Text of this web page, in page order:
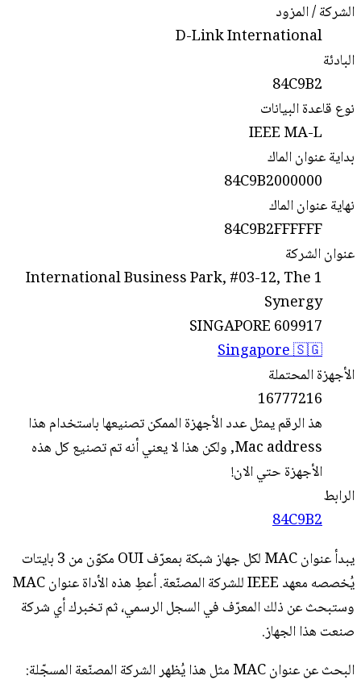
الشركة / المزود
D-Link International
البادئة
84C9B2
نوع قاعدة البيانات
IEEE MA-L
بداية عنوان الماك
84C9B2000000
نهاية عنوان الماك
84C9B2FFFFFF
عنوان الشركة
1 International Business Park, #03-12, The
Synergy
SINGAPORE 609917
Singapore 🇸🇬
الأجهزة المحتملة
16777216
هذ الرقم يمثل عدد الأجهزة الممكن تصنيعها باستخدام هذا
Mac address, ولكن هذا لا يعني أنه تم تصنيع كل هذه
الأجهزة حتي الان!
الرابط
84C9B2
يبدأ عنوان MAC لكل جهاز شبكة بمعرّف OUI مكوّن من 3 بايتات
يُخصصه معهد IEEE للشركة المصنّعة. أعطِ هذه الأداة عنوان MAC
وستبحث عن ذلك المعرّف في السجل الرسمي، ثم تخبرك أي شركة
صنعت هذا الجهاز.
البحث عن عنوان MAC مثل هذا يُظهر الشركة المصنّعة المسجّلة: